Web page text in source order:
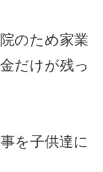
のため家業
だけが残っ
を子供達に